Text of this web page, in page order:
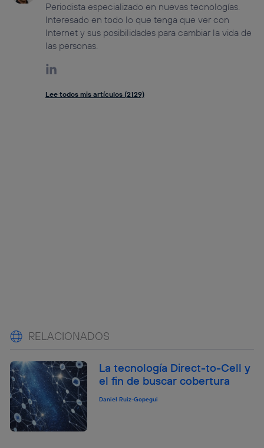
Periodista especializado en nuevas tecnologías.
Interesado en todo lo que tenga que ver con
Internet y sus posibilidades para cambiar la vida de
las personas.
Lee todos mis artículos (2129)
RELACIONADOS
La tecnología Direct-to-Cell y
el fin de buscar cobertura
Daniel Ruiz-Gopegui